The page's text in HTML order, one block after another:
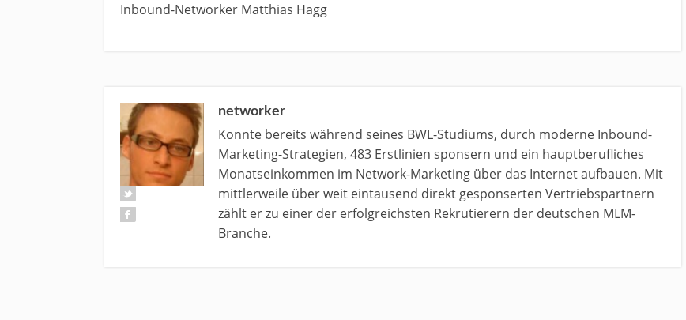
Inbound-Networker Matthias Hagg
networker
Konnte bereits während seines BWL-Studiums, durch moderne Inbound-
Marketing-Strategien, 483 Erstlinien sponsern und ein hauptberufliches
Monatseinkommen im Network-Marketing über das Internet aufbauen. Mit
mittlerweile über weit eintausend direkt gesponserten Vertriebspartnern
zählt er zu einer der erfolgreichsten Rekrutierern der deutschen MLM-
Branche.